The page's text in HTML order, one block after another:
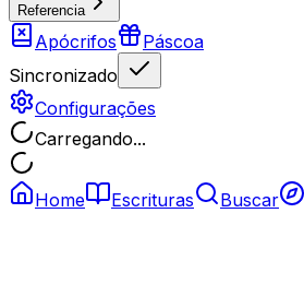
Referencia
Apócrifos
Páscoa
Sincronizado
Configurações
Carregando...
Home Escrituras Buscar